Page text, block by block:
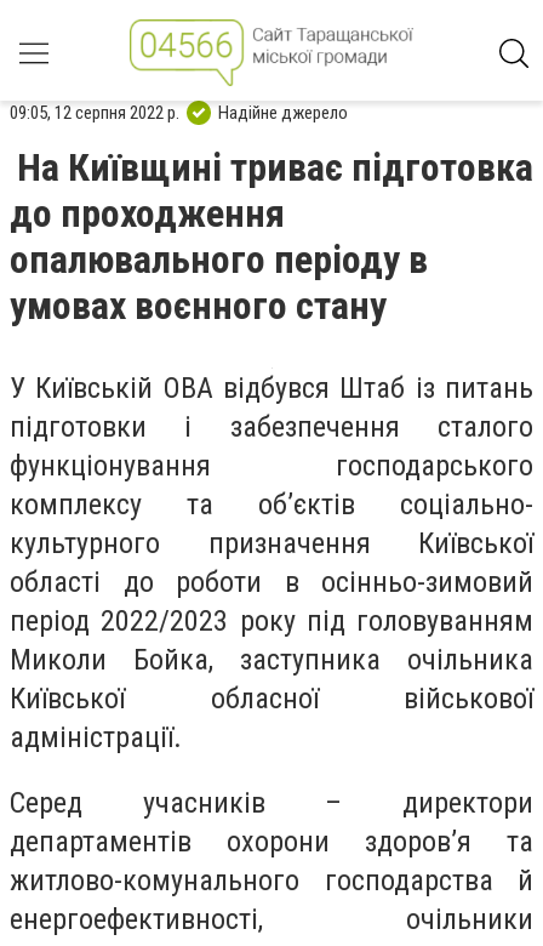
09:05, 12 серпня 2022 р. Надійне джерело
На Київщині триває підготовка
до проходження
опалювального періоду в
умовах воєнного стану
У Київській ОВА відбувся Штаб із питань
підготовки і забезпечення сталого
функціонування господарського
комплексу та об’єктів соціально-
культурного призначення Київської
області до роботи в осінньо-зимовий
період 2022/2023 року під головуванням
Миколи Бойка, заступника очільника
Київської обласної військової
адміністрації.
Серед учасників – директори
департаментів охорони здоров’я та
житлово-комунального господарства й
енергоефективності, очільники